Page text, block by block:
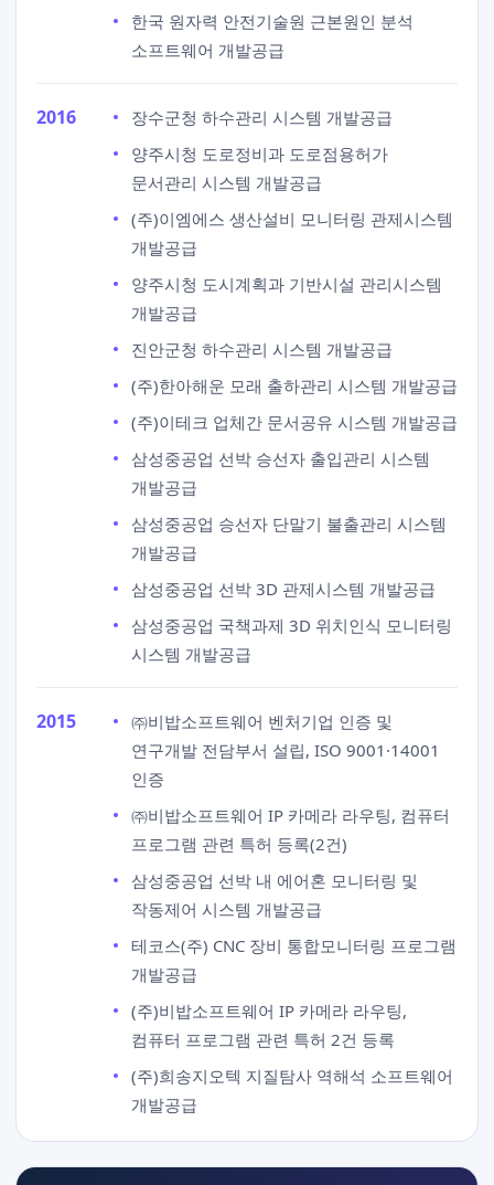
한국 원자력 안전기술원 근본원인 분석
소프트웨어 개발공급
2016
장수군청 하수관리 시스템 개발공급
양주시청 도로정비과 도로점용허가
문서관리 시스템 개발공급
(주)이엠에스 생산설비 모니터링 관제시스템
개발공급
양주시청 도시계획과 기반시설 관리시스템
개발공급
진안군청 하수관리 시스템 개발공급
(주)한아해운 모래 출하관리 시스템 개발공급
(주)이테크 업체간 문서공유 시스템 개발공급
삼성중공업 선박 승선자 출입관리 시스템
개발공급
삼성중공업 승선자 단말기 불출관리 시스템
개발공급
삼성중공업 선박 3D 관제시스템 개발공급
삼성중공업 국책과제 3D 위치인식 모니터링
시스템 개발공급
2015
㈜비밥소프트웨어 벤처기업 인증 및
연구개발 전담부서 설립, ISO 9001·14001
인증
㈜비밥소프트웨어 IP 카메라 라우팅, 컴퓨터
프로그램 관련 특허 등록(2건)
삼성중공업 선박 내 에어혼 모니터링 및
작동제어 시스템 개발공급
테코스(주) CNC 장비 통합모니터링 프로그램
개발공급
(주)비밥소프트웨어 IP 카메라 라우팅,
컴퓨터 프로그램 관련 특허 2건 등록
(주)희송지오텍 지질탐사 역해석 소프트웨어
개발공급